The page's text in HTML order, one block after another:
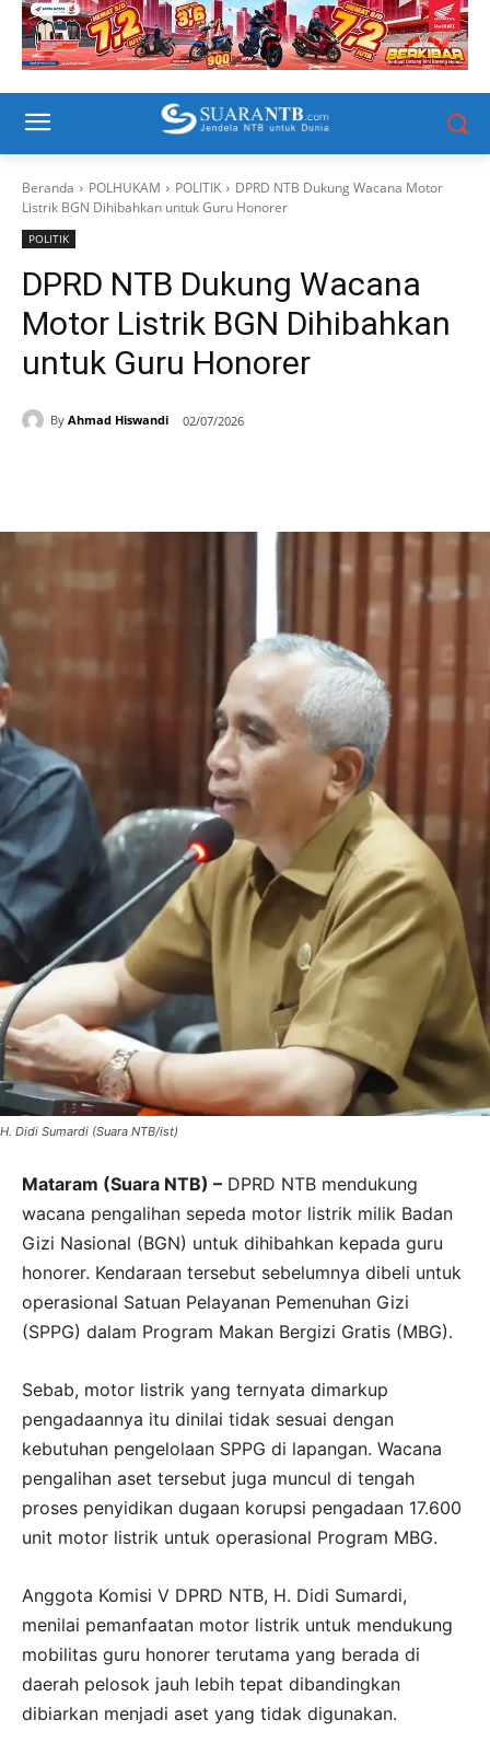
Beranda POLHUKAM POLITIK
DPRD NTB Dukung Wacana Motor
Listrik BGN Dihibahkan untuk Guru Honorer
POLITIK
DPRD NTB Dukung Wacana
Motor Listrik BGN Dihibahkan
untuk Guru Honorer
By Ahmad Hiswandi 02/07/2026
H. Didi Sumardi (Suara NTB/ist)
Mataram (Suara NTB) – DPRD NTB mendukung
wacana pengalihan sepeda motor listrik milik Badan
Gizi Nasional (BGN) untuk dihibahkan kepada guru
honorer. Kendaraan tersebut sebelumnya dibeli untuk
operasional Satuan Pelayanan Pemenuhan Gizi
(SPPG) dalam Program Makan Bergizi Gratis (MBG).
Sebab, motor listrik yang ternyata dimarkup
pengadaannya itu dinilai tidak sesuai dengan
kebutuhan pengelolaan SPPG di lapangan. Wacana
pengalihan aset tersebut juga muncul di tengah
proses penyidikan dugaan korupsi pengadaan 17.600
unit motor listrik untuk operasional Program MBG.
Anggota Komisi V DPRD NTB, H. Didi Sumardi,
menilai pemanfaatan motor listrik untuk mendukung
mobilitas guru honorer terutama yang berada di
daerah pelosok jauh lebih tepat dibandingkan
dibiarkan menjadi aset yang tidak digunakan.